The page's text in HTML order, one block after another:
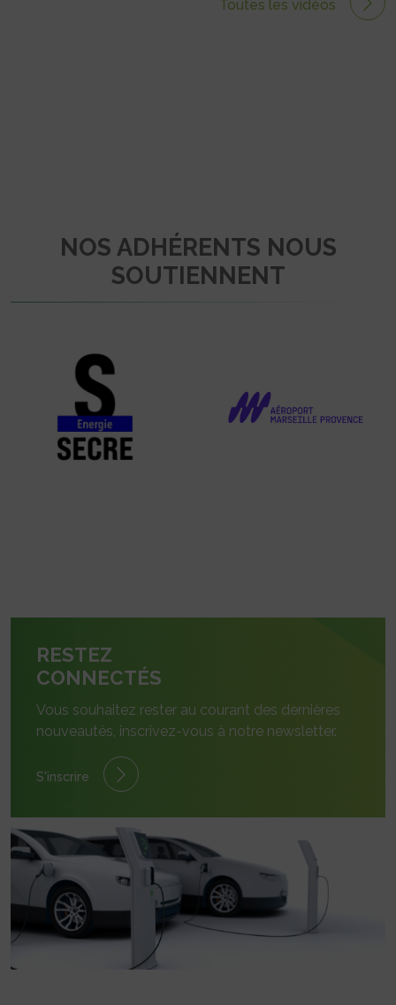
Toutes les vidéos
NOS ADHÉRENTS NOUS
SOUTIENNENT
RESTEZ
CONNECTÉS
Vous souhaitez rester au courant des dernières
nouveautés, inscrivez-vous à notre newsletter.
S'inscrire